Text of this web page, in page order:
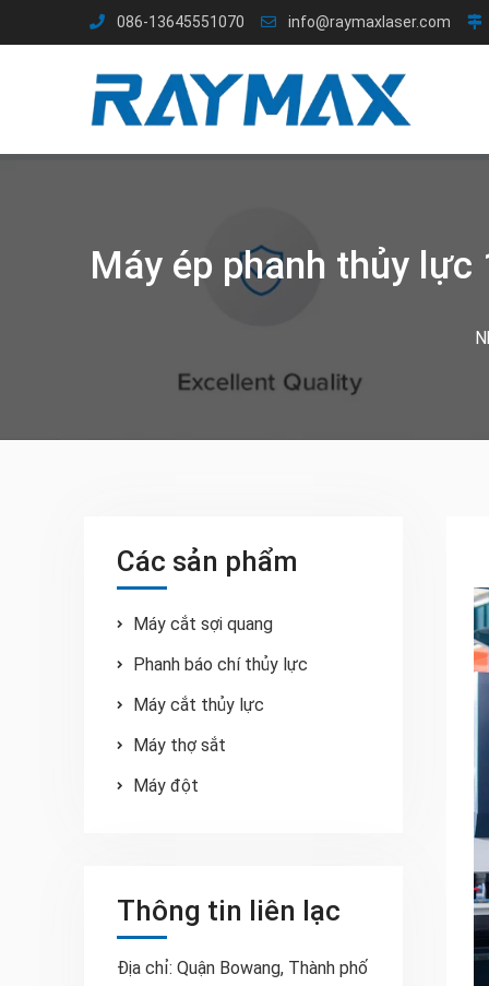
đến
086-13645551070 info@raymaxlaser.com
Máy ép phanh thủy lực
Các sản phẩm
Máy cắt sợi quang
Phanh báo chí thủy lực
Máy cắt thủy lực
Máy thợ sắt
Máy đột
Thông tin liên lạc
Địa chỉ: Quận Bowang, Thành phố